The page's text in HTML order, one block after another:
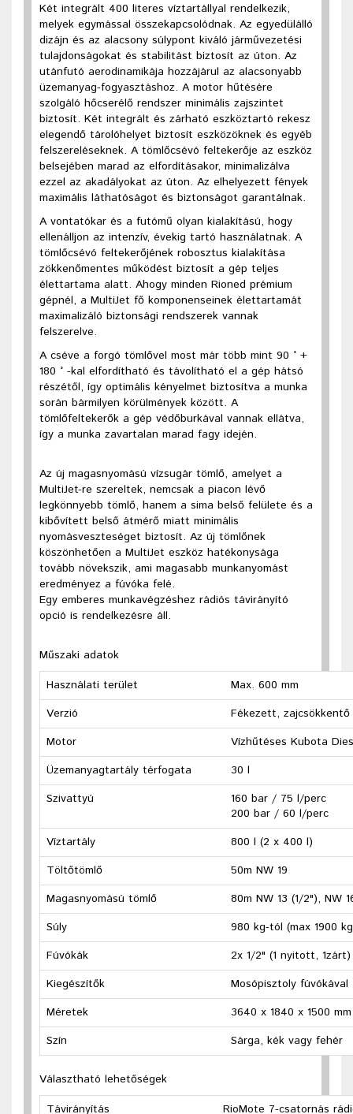
Két integrált 400 literes víztartállyal rendelkezik,
melyek egymással összekapcsolódnak. Az egyedülálló
dizájn és az alacsony súlypont kiváló járművezetési
tulajdonságokat és stabilitást biztosít az úton. Az
utánfutó aerodinamikája hozzájárul az alacsonyabb
üzemanyag-fogyasztáshoz. A motor hűtésére
szolgáló hőcserélő rendszer minimális zajszintet
biztosít. Két integrált és zárható eszköztartó rekesz
elegendő tárolóhelyet biztosít eszközöknek és egyéb
felszereléseknek. A tömlőcsévó feltekerője az eszköz
belsejében marad az elfordításakor, minimalizálva
ezzel az akadályokat az úton. Az elhelyezett fények
maximális láthatóságot és biztonságot garantálnak.
A vontatókar és a futómű olyan kialakítású, hogy
ellenálljon az intenzív, évekig tartó használatnak. A
tömlőcsévó feltekerőjének robosztus kialakítása
zökkenőmentes működést biztosít a gép teljes
élettartama alatt. Ahogy minden Rioned prémium
gépnél, a MultiJet fő komponenseinek élettartamát
maximalizáló biztonsági rendszerek vannak
felszerelve.
A cséve a forgó tömlővel most már több mint 90 ° +
180 ° -kal elfordítható és távolítható el a gép hátsó
részétől, így optimális kényelmet biztosítva a munka
során bármilyen körülmények között. A
tömlőfeltekerők a gép védőburkával vannak ellátva,
így a munka zavartalan marad fagy idején.
Az új magasnyomású vízsugár tömlő, amelyet a
MultiJet-re szereltek, nemcsak a piacon lévő
legkönnyebb tömlő, hanem a sima belső felülete és a
kibővített belső átmérő miatt minimális
nyomásveszteséget biztosít. Az új tömlőnek
köszönhetően a MultiJet eszköz hatékonysága
tovább növekszik, ami magasabb munkanyomást
eredményez a fúvóka felé.
Egy emberes munkavégzéshez rádiós távirányító
opció is rendelkezésre áll.
Műszaki adatok
Használati terület
Max. 600 mm
Verzió
Fékezett,
Motor
Vízhűtéses Kubota
Üzemanyagtartály térfogata
30 l
Szivattyú
160 bar / 75 l/perc
200 bar / 60 l/perc
Víztartály
800 l (2 x 400 l)
Töltőtömlő
50m NW 19
Magasnyomású tömlő
80m NW 13 (1/2"), NW
Súly
980 kg-tól (max 1900
Fúvókák
2x 1/2" (1 nyitott, 1zárt)
Kiegészítők
Mosópisztoly fúvókával
Méretek
3640 x 1840 x 1500 mm
Szín
Sárga, kék vagy fehér
Választható lehetőségek
Távirányítás
RioMote 7-csatornás